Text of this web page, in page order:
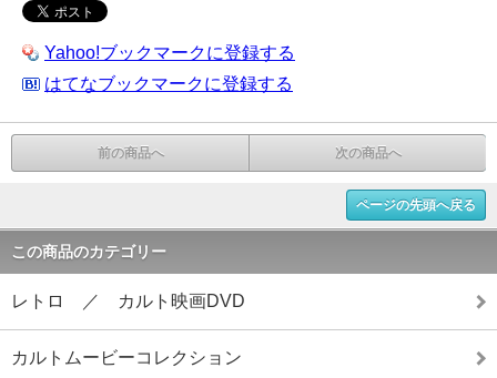
Yahoo!ブックマークに登録する
はてなブックマークに登録する
前の商品へ 次の商品へ
ページの先頭へ戻る
この商品のカテゴリー
レトロ ／ カルト映画DVD
カルトムービーコレクション